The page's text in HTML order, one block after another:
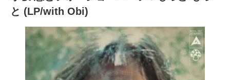
と (LP/with Obi)